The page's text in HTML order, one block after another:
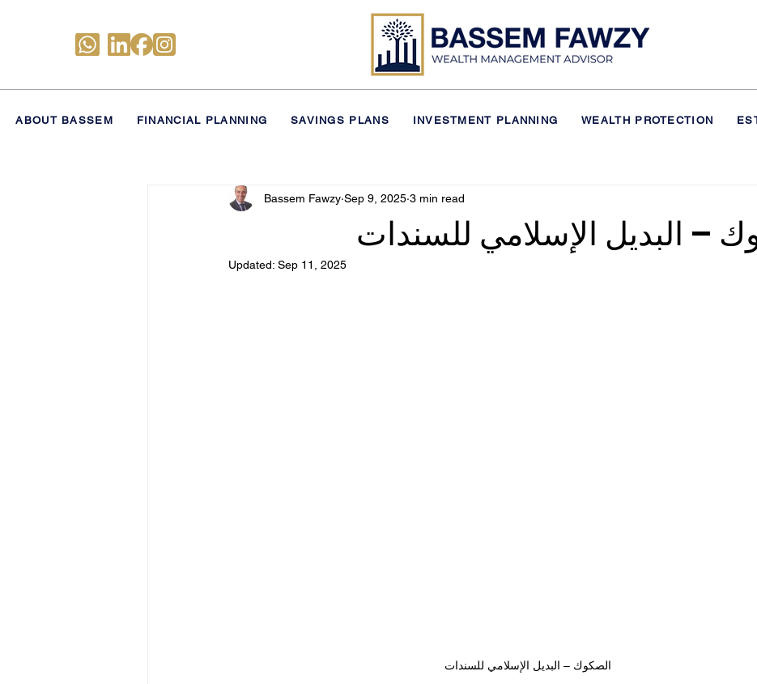
ABOUT BASSEM FINANCIAL PLANNING SAVINGS PLANS INVESTMENT PLANNING WEALTH PROTECTION
– البديل الإسلامي للسندات
Bassem Fawzy Sep 9, 2025 3 min read
Updated: Sep 11, 2025
الصكوك – البديل الإسلامي للسندات